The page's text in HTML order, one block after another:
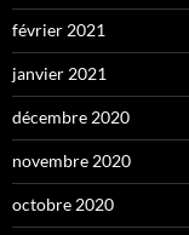
février 2021
janvier 2021
décembre 2020
novembre 2020
octobre 2020